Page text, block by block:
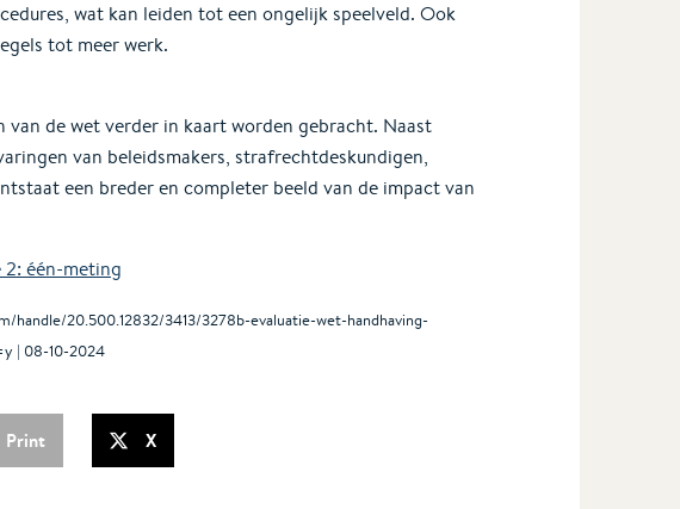
wat kan leiden tot een ongelijk speelveld. Ook
tot meer werk.
de wet verder in kaart worden gebracht. Naast
van beleidsmakers, strafrechtdeskundigen,
een breder en completer beeld van de impact van
2: één-meting
handle/20.500.12832/3413/3278b-evaluatie-wet-handhaving-
| 08-10-2024
Print X